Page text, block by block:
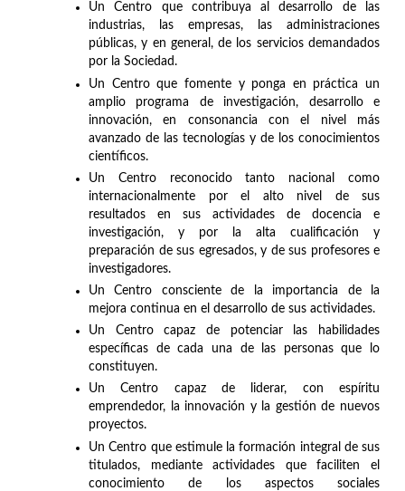
Un Centro que contribuya al desarrollo de las
industrias, las empresas, las administraciones
públicas, y en general, de los servicios demandados
por la Sociedad.
Un Centro que fomente y ponga en práctica un
amplio programa de investigación, desarrollo e
innovación, en consonancia con el nivel más
avanzado de las tecnologías y de los conocimientos
científicos.
Un Centro reconocido tanto nacional como
internacionalmente por el alto nivel de sus
resultados en sus actividades de docencia e
investigación, y por la alta cualificación y
preparación de sus egresados, y de sus profesores e
investigadores.
Un Centro consciente de la importancia de la
mejora continua en el desarrollo de sus actividades.
Un Centro capaz de potenciar las habilidades
específicas de cada una de las personas que lo
constituyen.
Un Centro capaz de liderar, con espíritu
emprendedor, la innovación y la gestión de nuevos
proyectos.
Un Centro que estimule la formación integral de sus
titulados, mediante actividades que faciliten el
conocimiento de los aspectos sociales